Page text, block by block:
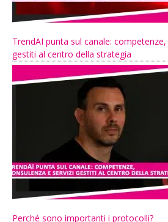
TrendAI punta sul canale:
gestiti al centro della strategia
Perché sono importanti i protocolli?